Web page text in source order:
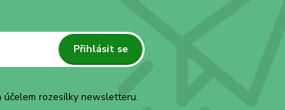
Přihlásit se
rozesílky newsletteru.